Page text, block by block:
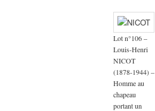
Lot n°106 –
Louis-Henri
NICOT
(1878-1944) –
Homme au
chapeau
portant un